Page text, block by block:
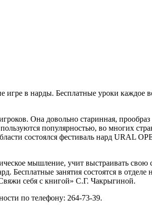
в нарды. Бесплатные уроки каждое
Она довольно старинная,
популярностью, во многих
состоялся фестиваль нард URAL
мышление, учит выстраивать свою
Бесплатные занятия состоятся в отделе
себя с книгой» С.Г. Чакрыгиной.
по телефону: 264-73-39.